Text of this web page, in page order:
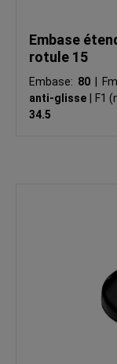
Embase
rotule 15
Embase: 80
anti-glisse
F1
34.5